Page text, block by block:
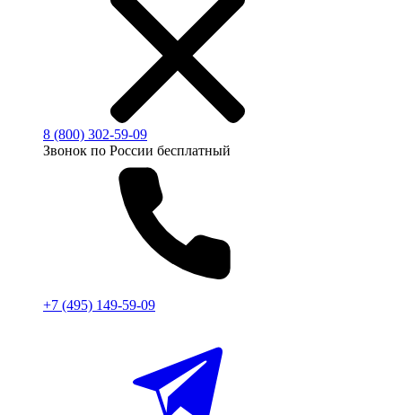
8 (800) 302-59-09
Звонок по России бесплатный
+7 (495) 149-59-09